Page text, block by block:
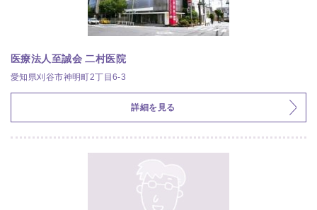
医療法人至誠会 二村医院
愛知県刈谷市神明町2丁目6-3
詳細を見る